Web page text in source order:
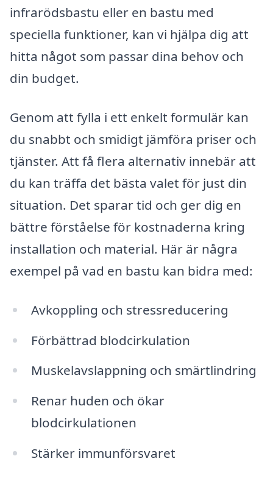
infrarödsbastu eller en bastu med
speciella funktioner, kan vi hjälpa dig att
hitta något som passar dina behov och
din budget.
Genom att fylla i ett enkelt formulär kan
du snabbt och smidigt jämföra priser och
tjänster. Att få flera alternativ innebär att
du kan träffa det bästa valet för just din
situation. Det sparar tid och ger dig en
bättre förståelse för kostnaderna kring
installation och material. Här är några
exempel på vad en bastu kan bidra med:
Avkoppling och stressreducering
Förbättrad blodcirkulation
Muskelavslappning och smärtlindring
Renar huden och ökar
blodcirkulationen
Stärker immunförsvaret